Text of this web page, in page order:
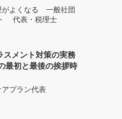
がよくなる 一般社団
代表・税理士
メント対策の実務
最初と最後の挨拶時
プラン代表